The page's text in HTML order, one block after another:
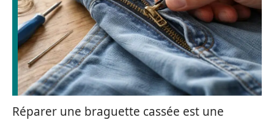
Réparer une braguette cassée est une